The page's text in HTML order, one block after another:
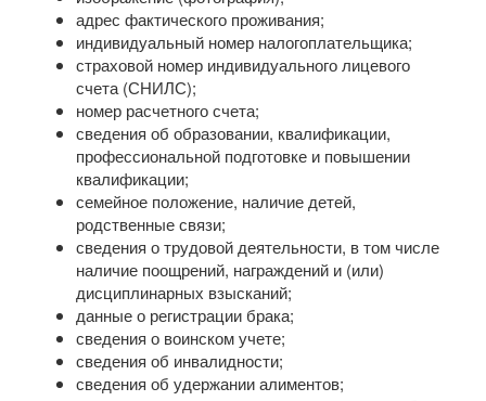
адрес фактического проживания;
индивидуальный номер налогоплательщика;
страховой номер индивидуального лицевого
счета (СНИЛС);
номер расчетного счета;
сведения об образовании, квалификации,
профессиональной подготовке и повышении
квалификации;
семейное положение, наличие детей,
родственные связи;
сведения о трудовой деятельности, в том числе
наличие поощрений, награждений и (или)
дисциплинарных взысканий;
данные о регистрации брака;
сведения о воинском учете;
сведения об инвалидности;
сведения об удержании алиментов;